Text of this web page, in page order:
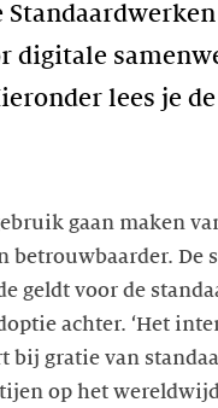
digitale
lees je
gaan maken
De
geldt voor de
achter. ‘Het
bij gratie van
op het